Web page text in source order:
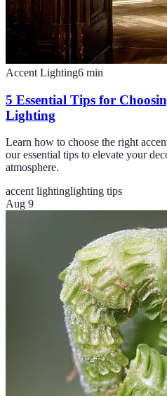
Accent Lighting6 min
5 Essential Tips for
Lighting
Learn how to choose the right
our essential tips to elevate your
atmosphere.
accent lightinglighting tips
Aug 9